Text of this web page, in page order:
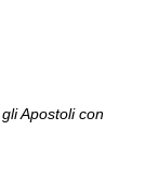
Apostoli con